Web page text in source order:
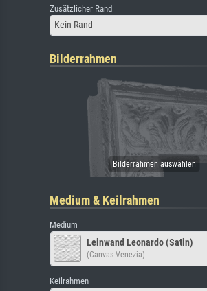
Zusätzlicher Rand
Kein Rand
Bilderrahmen
Medium & Keilrahmen
Medium
Leinwand Leonardo (Satin)
(Canvas Venezia)
Keilrahmen